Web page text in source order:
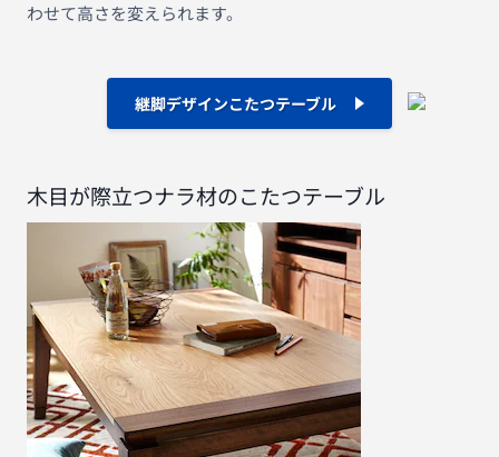
わせて高さを変えられます。
継脚デザインこたつテーブル
木目が際立つナラ材のこたつテーブル